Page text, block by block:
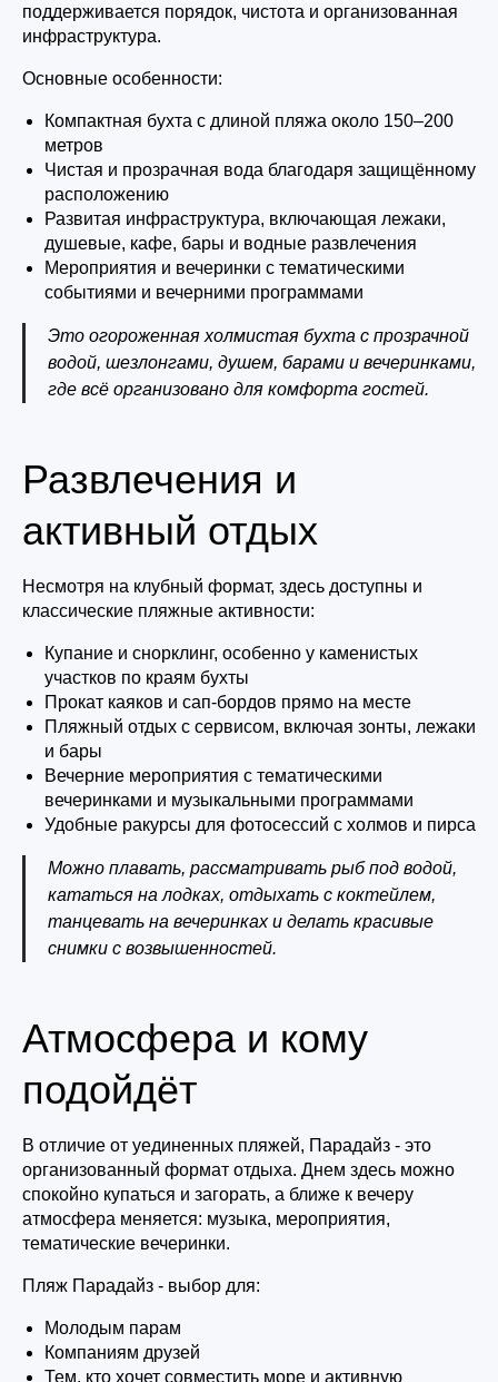
поддерживается порядок, чистота и организованная
инфраструктура.
Основные особенности:
Компактная бухта с длиной пляжа около 150–200
метров
Чистая и прозрачная вода благодаря защищённому
расположению
Развитая инфраструктура, включающая лежаки,
душевые, кафе, бары и водные развлечения
Мероприятия и вечеринки с тематическими
событиями и вечерними программами
Это огороженная холмистая бухта с прозрачной
водой, шезлонгами, душем, барами и вечеринками,
где всё организовано для комфорта гостей.
Развлечения и
активный отдых
Несмотря на клубный формат, здесь доступны и
классические пляжные активности:
Купание и снорклинг, особенно у каменистых
участков по краям бухты
Прокат каяков и сап-бордов прямо на месте
Пляжный отдых с сервисом, включая зонты, лежаки
и бары
Вечерние мероприятия с тематическими
вечеринками и музыкальными программами
Удобные ракурсы для фотосессий с холмов и пирса
Можно плавать, рассматривать рыб под водой,
кататься на лодках, отдыхать с коктейлем,
танцевать на вечеринках и делать красивые
снимки с возвышенностей.
Атмосфера и кому
подойдёт
В отличие от уединенных пляжей, Парадайз - это
организованный формат отдыха. Днем здесь можно
спокойно купаться и загорать, а ближе к вечеру
атмосфера меняется: музыка, мероприятия,
тематические вечеринки.
Пляж Парадайз - выбор для:
Молодым парам
Компаниям друзей
Тем, кто хочет совместить море и активную